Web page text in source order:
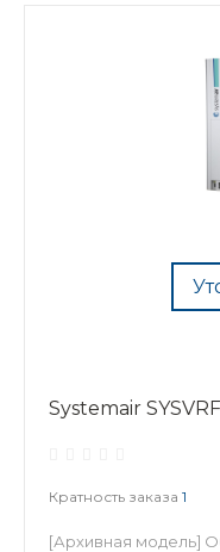
Systemair
Кратность заказа 1
[Архивная модель]